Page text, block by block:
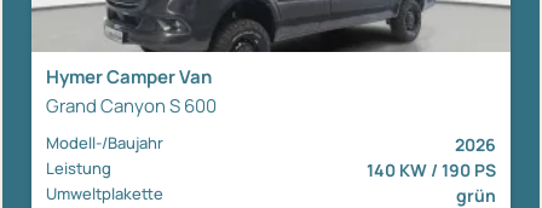
Hymer Camper Van
Grand Canyon S 600
Modell-/Baujahr 2026
Leistung 140 KW / 190 PS
Umweltplakette grün